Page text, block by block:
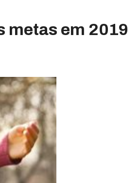
metas em 2019